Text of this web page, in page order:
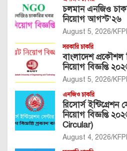
চলমান এনজিও
নিয়োগ আগস্ট’২৬
August 5, 2026
সরকারি চাকরি
বাংলাদেশ প্রকৌশল
নিয়োগ বিজ্ঞপ্তি
August 5, 2026
এনজিও চাকরি
রিসোর্স ইন্টিগ্রেশন
নিয়োগ বিজ্ঞপ্তি
Circular)
August 4, 2026